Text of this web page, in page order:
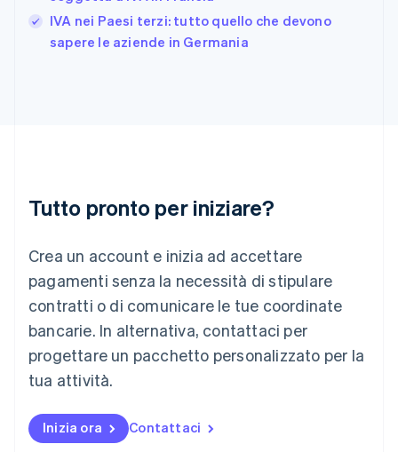
IVA nei Paesi terzi: tutto quello che devono
sapere le aziende in Germania
Tutto pronto per iniziare?
Crea un account e inizia ad accettare
pagamenti senza la necessità di stipulare
contratti o di comunicare le tue coordinate
bancarie. In alternativa, contattaci per
progettare un pacchetto personalizzato per la
tua attività.
Inizia ora Contattaci
Gibilterra
English
Lettonia
English
DeutschEnglish
Lituania
Français DeutschEnglish
Malaysia
English 简体中文
Malta
Messico
EspañolEnglish